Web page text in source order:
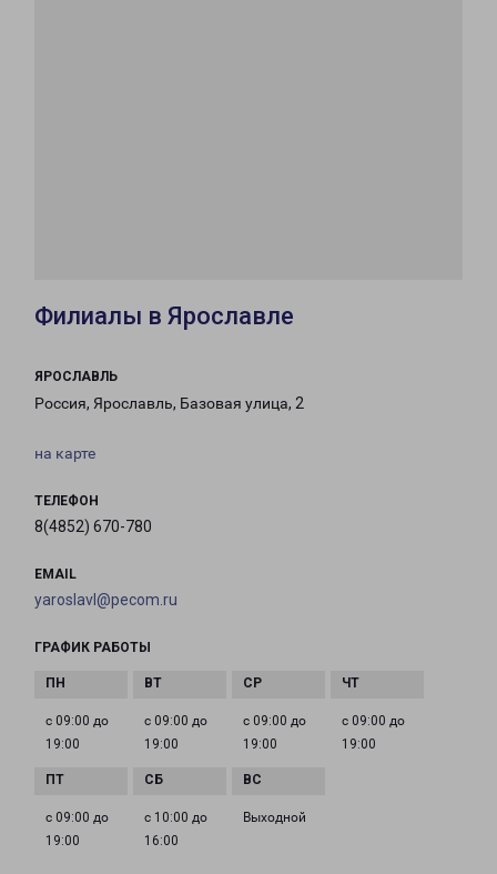
Филиалы в Ярославле
ЯРОСЛАВЛЬ
Россия, Ярославль, Базовая улица, 2
на карте
ТЕЛЕФОН
8(4852) 670-780
EMAIL
yaroslavl@pecom.ru
ГРАФИК РАБОТЫ
с 09:00 до
19:00
с 09:00 до
19:00
с 09:00 до
19:00
с 09:00 до
19:00
с 09:00 до
19:00
с 10:00 до
16:00
Выходной